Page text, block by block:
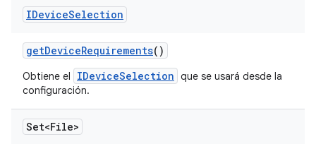
IDeviceSelection
getDeviceRequirements()
Obtiene el IDeviceSelection que se usará desde la
configuración.
Set<File>